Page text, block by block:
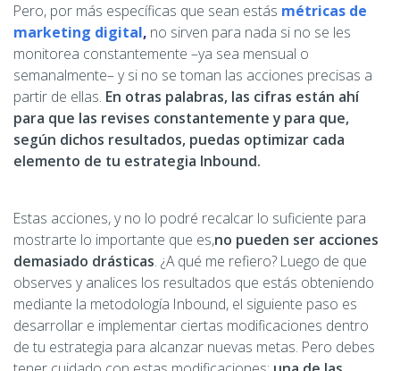
Pero, por más específicas que sean estás métricas de
marketing digital, no sirven para nada si no se les
monitorea constantemente –ya sea mensual o
semanalmente­– y si no se toman las acciones precisas a
partir de ellas. En otras palabras, las cifras están ahí
para que las revises constantemente y para que,
según dichos resultados, puedas optimizar cada
elemento de tu estrategia Inbound.
Estas acciones, y no lo podré recalcar lo suficiente para
mostrarte lo importante que es,no pueden ser acciones
demasiado drásticas. ¿A qué me refiero? Luego de que
observes y analices los resultados que estás obteniendo
mediante la metodología Inbound, el siguiente paso es
desarrollar e implementar ciertas modificaciones dentro
de tu estrategia para alcanzar nuevas metas. Pero debes